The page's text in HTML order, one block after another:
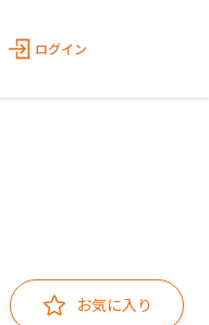
ログイン
お気に入り